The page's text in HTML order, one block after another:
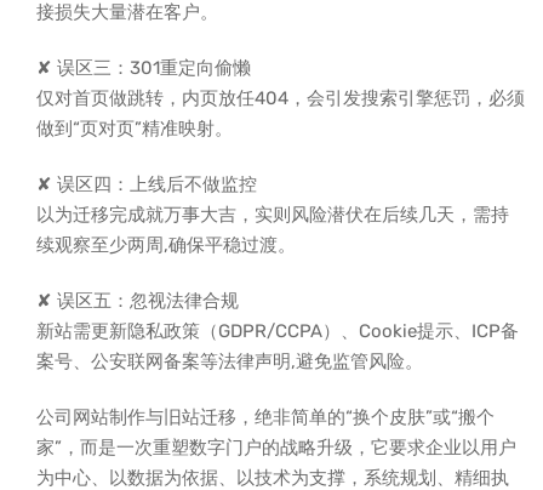
接损失大量潜在客户。
✘ 误区三：301重定向偷懒
仅对首页做跳转，内页放任404，会引发搜索引擎惩罚，必须
做到“页对页”精准映射。
✘ 误区四：上线后不做监控
以为迁移完成就万事大吉，实则风险潜伏在后续几天，需持
续观察至少两周,确保平稳过渡。
✘ 误区五：忽视法律合规
新站需更新隐私政策（GDPR/CCPA）、Cookie提示、ICP备
案号、公安联网备案等法律声明,避免监管风险。
公司网站制作与旧站迁移，绝非简单的“换个皮肤”或“搬个
家”，而是一次重塑数字门户的战略升级，它要求企业以用户
为中心、以数据为依据、以技术为支撑，系统规划、精细执